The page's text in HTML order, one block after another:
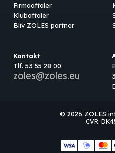
Firmaaftaler
Klubaftaler
Bliv ZOLES partner
Kontakt
Tlf. 53 55 28 00
zoles@zoles.eu
© 2026 ZOLES
CVR.